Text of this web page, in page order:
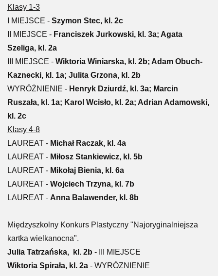
Klasy 1-3
I MIEJSCE - Szymon Stec, kl. 2c
II MIEJSCE - Franciszek Jurkowski, kl. 3a; Agata
Szeliga, kl. 2a
III MIEJSCE - Wiktoria Winiarska, kl. 2b; Adam Obuch-
Kaznecki, kl. 1a; Julita Grzona, kl. 2b
WYRÓŻNIENIE - Henryk Dziurdź, kl. 3a; Marcin
Ruszała, kl. 1a; Karol Wcisło, kl. 2a; Adrian Adamowski,
kl. 2c
Klasy 4-8
LAUREAT - Michał Raczak, kl. 4a
LAUREAT - Miłosz Stankiewicz, kl. 5b
LAUREAT - Mikołaj Bienia, kl. 6a
LAUREAT - Wojciech Trzyna, kl. 7b
LAUREAT - Anna Balawender, kl. 8b
Międzyszkolny Konkurs Plastyczny "Najoryginalniejsza
kartka wielkanocna".
Julia Tatrzańska, kl. 2b - III MIEJSCE
Wiktoria Spirała, kl. 2a - WYRÓZNIENIE